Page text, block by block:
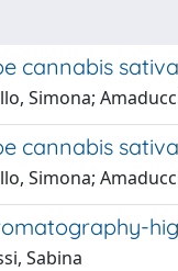
cannabis
Simona;
cannabis
Simona;
Sabina